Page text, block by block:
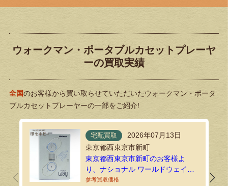
ウォークマン・ポータブルカセットプレーヤ
ーの買取実績
全国のお客様から買い取らせていただいたウォークマン・ポータ
ブルカセットプレーヤーの一部をご紹介!
宅配買取
2026年07月13日
東京都西東京市新町
東京都西東京市新町のお客様よ
り、ナショナル ワールドウェイ
RQ-SJ1 ポータブルカセットプレー